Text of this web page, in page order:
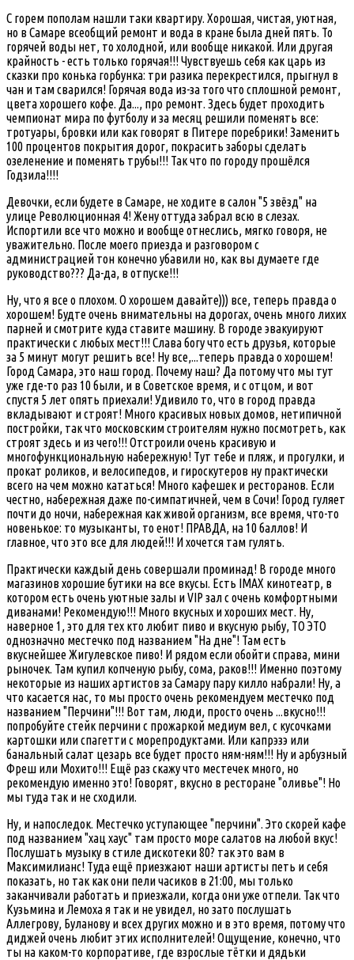
С горем пополам нашли таки квартиру. Хорошая, чистая, уютная,
но в Самаре всеобщий ремонт и вода в кране была дней пять. То
горячей воды нет, то холодной, или вообще никакой. Или другая
крайность - есть только горячая!!! Чувствуешь себя как царь из
сказки про конька горбунка: три разика перекрестился, прыгнул в
чан и там сварился! Горячая вода из-за того что сплошной ремонт,
цвета хорошего кофе. Да..., про ремонт. Здесь будет проходить
чемпионат мира по футболу и за месяц решили поменять все:
тротуары, бровки или как говорят в Питере поребрики! Заменить
100 процентов покрытия дорог, покрасить заборы сделать
озеленение и поменять трубы!!! Так что по городу прошёлся
Годзила!!!!
Девочки, если будете в Самаре, не ходите в салон "5 звёзд" на
улице Революционная 4! Жену оттуда забрал всю в слезах.
Испортили все что можно и вообще отнеслись, мягко говоря, не
уважительно. После моего приезда и разговором с
администрацией тон конечно убавили но, как вы думаете где
руководство??? Да-да, в отпуске!!!
Ну, что я все о плохом. О хорошем давайте))) все, теперь правда о
хорошем! Будте очень внимательны на дорогах, очень много лихих
парней и смотрите куда ставите машину. В городе эвакуируют
практически с любых мест!!! Слава богу что есть друзья, которые
за 5 минут могут решить все! Ну все,...теперь правда о хорошем!
Город Самара, это наш город. Почему наш? Да потому что мы тут
уже где-то раз 10 были, и в Советское время, и с отцом, и вот
спустя 5 лет опять приехали! Удивило то, что в город правда
вкладывают и строят! Много красивых новых домов, нетипичной
постройки, так что московским строителям нужно посмотреть, как
строят здесь и из чего!!! Отстроили очень красивую и
многофункциональную набережную! Тут тебе и пляж, и прогулки, и
прокат роликов, и велосипедов, и гироскутеров ну практически
всего на чем можно кататься! Много кафешек и ресторанов. Если
честно, набережная даже по-симпатичней, чем в Сочи! Город гуляет
почти до ночи, набережная как живой организм, все время, что-то
новенькое: то музыканты, то енот! ПРАВДА, на 10 баллов! И
главное, что это все для людей!!! И хочется там гулять.
Практически каждый день совершали проминад! В городе много
магазинов хорошие бутики на все вкусы. Есть IMAX кинотеатр, в
котором есть очень уютные залы и VIP зал с очень комфортными
диванами! Рекомендую!!! Много вкусных и хороших мест. Ну,
наверное 1, это для тех кто любит пиво и вкусную рыбу, ТО ЭТО
однозначно местечко под названием "На дне"! Там есть
вкуснейшее Жигулевское пиво! И рядом если обойти справа, мини
рыночек. Там купил копченую рыбу, сома, раков!!! Именно поэтому
некоторые из наших артистов за Самару пару килло набрали! Ну, а
что касается нас, то мы просто очень рекомендуем местечко под
названием "Перчини"!!! Вот там, люди, просто очень ...вкусно!!!
попробуйте стейк перчини с прожаркой медиум вел, с кусочками
картошки или спагетти с морепродуктами. Или капрэзэ или
банальный салат цезарь все будет просто ням-ням!!! Ну и арбузный
Фреш или Мохито!!! Ещё раз скажу что местечек много, но
рекомендую именно это! Говорят, вкусно в ресторане "оливье"! Но
мы туда так и не сходили.
Ну, и напоследок. Местечко уступающее "перчини". Это скорей кафе
под названием "хац хаус" там просто море салатов на любой вкус!
Послушать музыку в стиле дискотеки 80? так это вам в
Максимилианс! Туда ещё приезжают наши артисты петь и себя
показать, но так как они пели часиков в 21:00, мы только
заканчивали работать и приезжали, когда они уже отпели. Так что
Кузьмина и Лемоха я так и не увидел, но зато послушать
Аллегрову, Буланову и всех других можно и в это время, потому что
диджей очень любит этих исполнителей! Ощущение, конечно, что
ты на каком-то корпоративе, где взрослые тётки и дядьки